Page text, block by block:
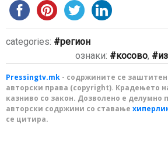
categories:
регион
ознаки:
косово,
Pressingtv.mk - содржините се
авторски права (copyright). Крадењето
казниво со закон. Дозволено е делумно
авторски содржини со ставање
се цитира.